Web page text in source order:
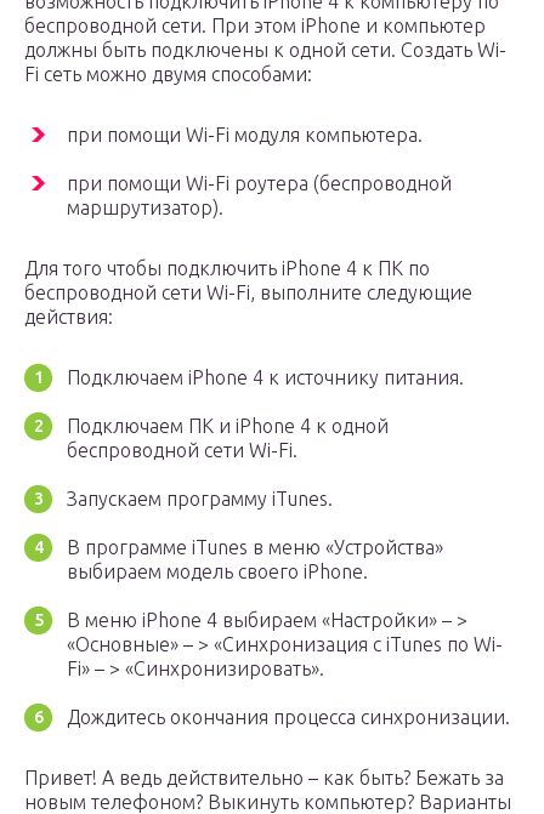
беспроводной сети. При этом iPhone и компьютер
должны быть подключены к одной сети. Создать Wi-
Fi сеть можно двумя способами:
при помощи Wi-Fi модуля компьютера.
при помощи Wi-Fi роутера (беспроводной
маршрутизатор).
Для того чтобы подключить iPhone 4 к ПК по
беспроводной сети Wi-Fi, выполните следующие
действия:
Подключаем iPhone 4 к источнику питания.
Подключаем ПК и iPhone 4 к одной
беспроводной сети Wi-Fi.
Запускаем программу iTunes.
В программе iTunes в меню «Устройства»
выбираем модель своего iPhone.
В меню iPhone 4 выбираем «Настройки» – >
«Основные» – > «Синхронизация с iTunes по Wi-
Fi» – > «Синхронизировать».
Дождитесь окончания процесса синхронизации.
Привет! А ведь действительно – как быть? Бежать за
новым телефоном? Выкинуть компьютер? Варианты